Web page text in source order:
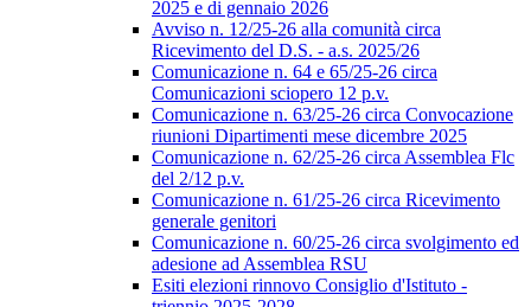
2025 e di gennaio 2026
Avviso n. 12/25-26 alla comunità circa
Ricevimento del D.S. - a.s. 2025/26
Comunicazione n. 64 e 65/25-26 circa
Comunicazioni sciopero 12 p.v.
Comunicazione n. 63/25-26 circa Convocazione
riunioni Dipartimenti mese dicembre 2025
Comunicazione n. 62/25-26 circa Assemblea Flc
del 2/12 p.v.
Comunicazione n. 61/25-26 circa Ricevimento
generale genitori
Comunicazione n. 60/25-26 circa svolgimento ed
adesione ad Assemblea RSU
Esiti elezioni rinnovo Consiglio d'Istituto -